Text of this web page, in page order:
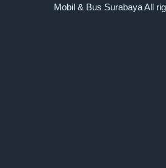
Mobil & Bus Surabaya All